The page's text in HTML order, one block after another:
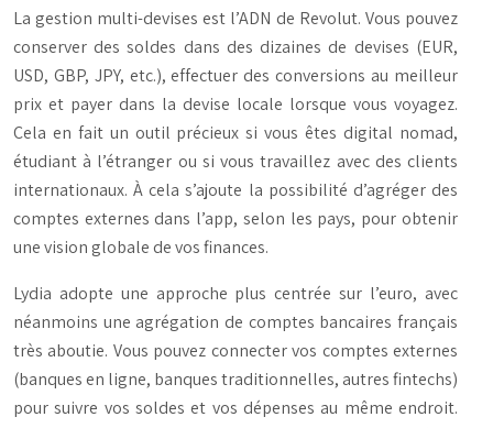
La gestion multi-devises est l’ADN de Revolut. Vous pouvez
conserver des soldes dans des dizaines de devises (EUR,
USD, GBP, JPY, etc.), effectuer des conversions au meilleur
prix et payer dans la devise locale lorsque vous voyagez.
Cela en fait un outil précieux si vous êtes digital nomad,
étudiant à l’étranger ou si vous travaillez avec des clients
internationaux. À cela s’ajoute la possibilité d’agréger des
comptes externes dans l’app, selon les pays, pour obtenir
une vision globale de vos finances.
Lydia adopte une approche plus centrée sur l’euro, avec
néanmoins une agrégation de comptes bancaires français
très aboutie. Vous pouvez connecter vos comptes externes
(banques en ligne, banques traditionnelles, autres fintechs)
pour suivre vos soldes et vos dépenses au même endroit.